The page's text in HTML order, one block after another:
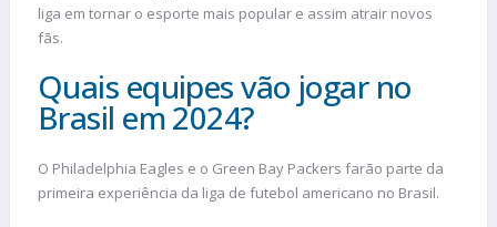
liga em tornar o esporte mais popular e assim atrair novos
fãs.
Quais equipes vão jogar no
Brasil em 2024?
O Philadelphia Eagles e o Green Bay Packers farão parte da
primeira experiência da liga de futebol americano no Brasil.